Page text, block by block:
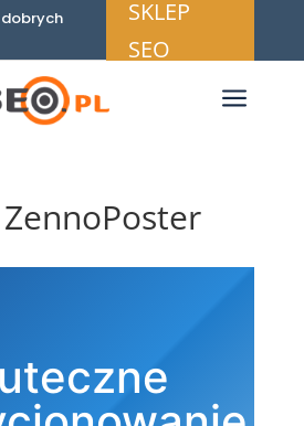
SKLEP
SEO
a